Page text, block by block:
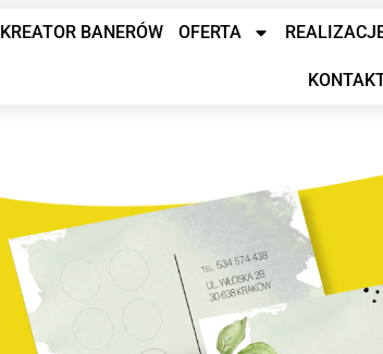
KREATOR BANERÓW OFERTA